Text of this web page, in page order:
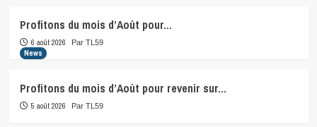
Profitons du mois d’Août pour…
6 août 2026 Par TL59
News
Profitons du mois d’Août pour revenir sur…
5 août 2026 Par TL59